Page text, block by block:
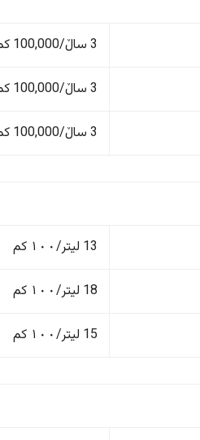
3 ساڵ/100,000 کم
3 ساڵ/100,000 کم
3 ساڵ/100,000 کم
13 لیتر/١٠٠ کم
18 لیتر/١٠٠ کم
15 لیتر/١٠٠ کم